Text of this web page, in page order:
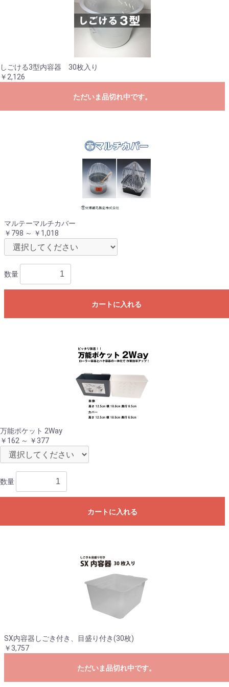
しごける3型内容器 30枚入り
￥2,126
ただいま品切れ中です。
マルテーマルチカバー
￥798 ～ ￥1,018
数量
カートに入れる
万能ポケット 2Way
￥162 ～ ￥377
数量
カートに入れる
SX内容器しごき付き、目盛り付き(30枚)
￥3,757
ただいま品切れ中です。